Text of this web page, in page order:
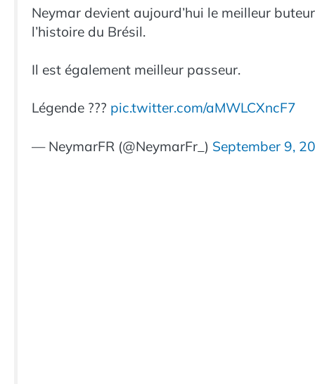
Neymar devient aujourd’hui le meilleur
l’histoire du Brésil.
Il est également meilleur passeur.
Légende ??? pic.twitter.com/aMWLCXncF7
— NeymarFR (@NeymarFr_) September 9,